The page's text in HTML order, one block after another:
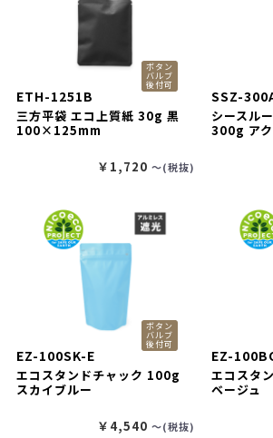
ボタン
バルブ
後付可
ETH-1251B
三方平袋 エコ上質紙 30g 黒
100×125mm
￥1,720 〜(税抜)
SSZ-
シースル
300g ア
ボタン
バルブ
後付可
EZ-100SK-E
エコスタンドチャック 100g
スカイブルー
￥4,540 〜(税抜)
EZ-
エコスタ
ベージュ